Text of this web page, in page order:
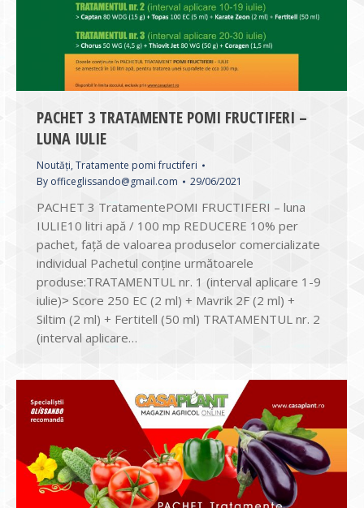
PACHET 3 TRATAMENTE POMI FRUCTIFERI –
LUNA IULIE
Noutăți, Tratamente pomi fructiferi
By officeglissando@gmail.com 29/06/2021
PACHET 3 TratamentePOMI FRUCTIFERI – luna
IULIE10 litri apă / 100 mp REDUCERE 10% per
pachet, față de valoarea produselor comercializate
individual Pachetul conține următoarele
produse:TRATAMENTUL nr. 1 (interval aplicare 1-9
iulie)˃ Score 250 EC (2 ml) + Mavrik 2F (2 ml) +
Siltim (2 ml) + Fertitell (50 ml) TRATAMENTUL nr. 2
(interval aplicare…